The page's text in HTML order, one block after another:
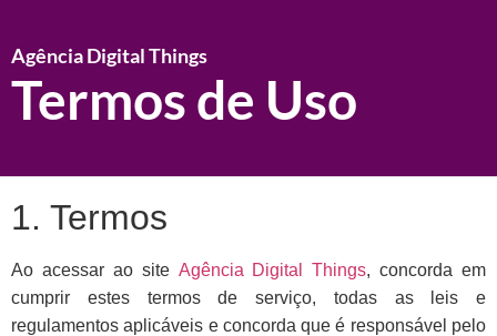
Agência Digital Things
Termos de Uso
1. Termos
Ao acessar ao site Agência Digital Things, concorda em
cumprir estes termos de serviço, todas as leis e
regulamentos aplicáveis ​​e concorda que é responsável pelo